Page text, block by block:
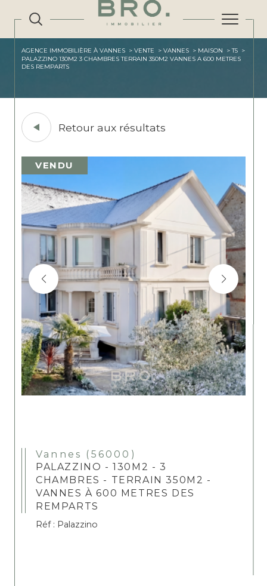
AGENCE IMMOBILIÈRE À VANNES VENTE VANNES MAISON
T5
PALAZZINO 130M2 3 CHAMBRES TERRAIN 350M2 VANNES A 600 METRES
DES REMPARTS
Retour aux résultats
VENDU
Vannes (56000)
PALAZZINO - 130M2 - 3
CHAMBRES - TERRAIN 350M2 -
VANNES À 600 METRES DES
REMPARTS
Réf : Palazzino